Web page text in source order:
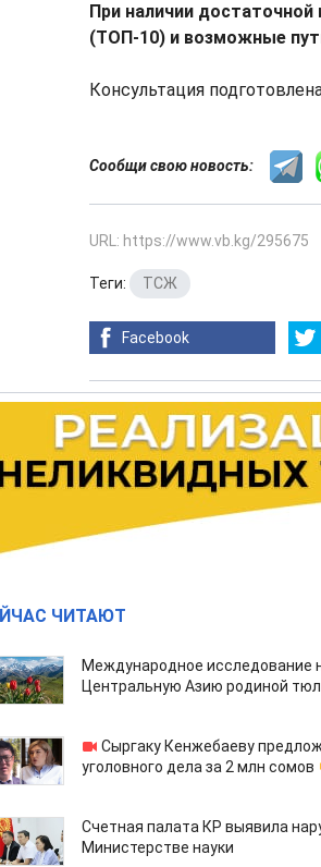
При наличии
(ТОП-10) и возможные
Консультация
Сообщи свою новость:
URL: https://www.vb.kg/295675
Теги: ТСЖ
Facebook
ЧИТАЮТ
Международное исследование
Центральную Азию родиной
Сыргаку Кенжебаеву
уголовного дела за 2 млн сомов
Счетная палата КР выявила
Министерстве науки